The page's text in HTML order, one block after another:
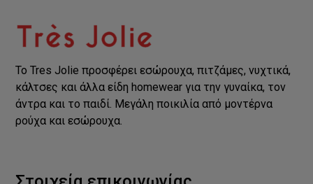
Το Tres Jolie προσφέρει εσώρουχα, πιτζάμες, νυχτικά,
κάλτσες και άλλα είδη homewear για την γυναίκα, τον
άντρα και το παιδί. Μεγάλη ποικιλία από μοντέρνα
ρούχα και εσώρουχα.